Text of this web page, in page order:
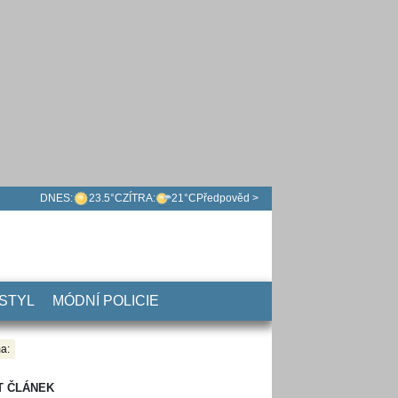
DNES: 23.5°CZÍTRA: 21°C Předpověd >
MÓDNÍ POLICIE
ČLÁNEK